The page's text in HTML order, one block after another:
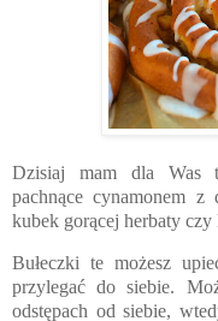
Dzisiaj mam dla Was
pachnące cynamonem z
kubek gorącej herbaty czy
Bułeczki te możesz
przylegać do siebie.
odstępach od siebie,